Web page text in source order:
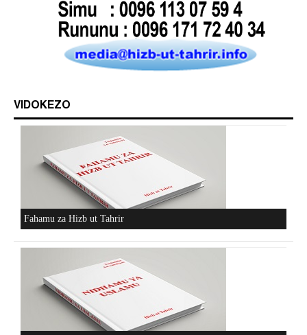
VIDOKEZO
Fahamu za Hizb ut Tahrir